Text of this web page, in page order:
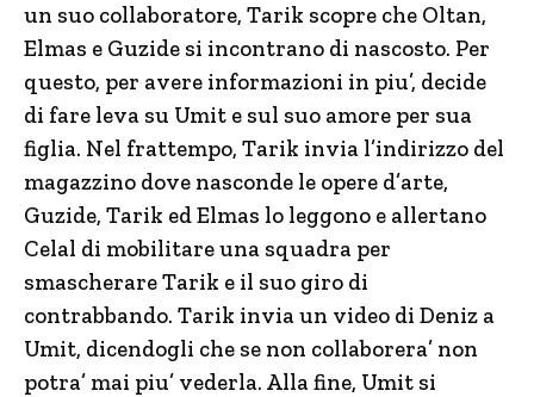
un suo collaboratore, Tarik scopre che Oltan,
Elmas e Guzide si incontrano di nascosto. Per
questo, per avere informazioni in piu’, decide
di fare leva su Umit e sul suo amore per sua
figlia. Nel frattempo, Tarik invia l’indirizzo del
magazzino dove nasconde le opere d’arte,
Guzide, Tarik ed Elmas lo leggono e allertano
Celal di mobilitare una squadra per
smascherare Tarik e il suo giro di
contrabbando. Tarik invia un video di Deniz a
Umit, dicendogli che se non collaborera’ non
potra’ mai piu’ vederla. Alla fine, Umit si